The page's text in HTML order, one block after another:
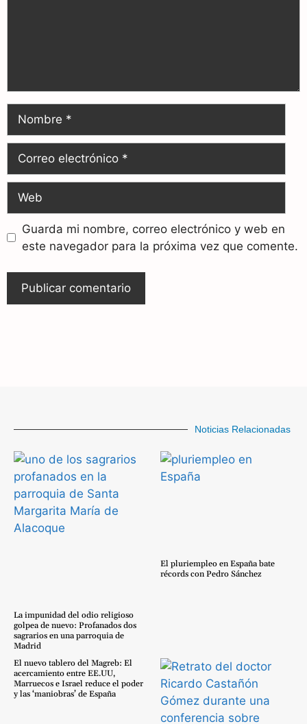
Guarda mi nombre, correo electrónico y web en
este navegador para la próxima vez que comente.
Noticias Relacionadas
La impunidad del odio religioso
golpea de nuevo: Profanados dos
sagrarios en una parroquia de
Madrid
El pluriempleo en España bate
récords con Pedro Sánchez
El nuevo tablero del Magreb: El
acercamiento entre EE.UU,
Marruecos e Israel reduce el poder
y las ‘maniobras’ de España